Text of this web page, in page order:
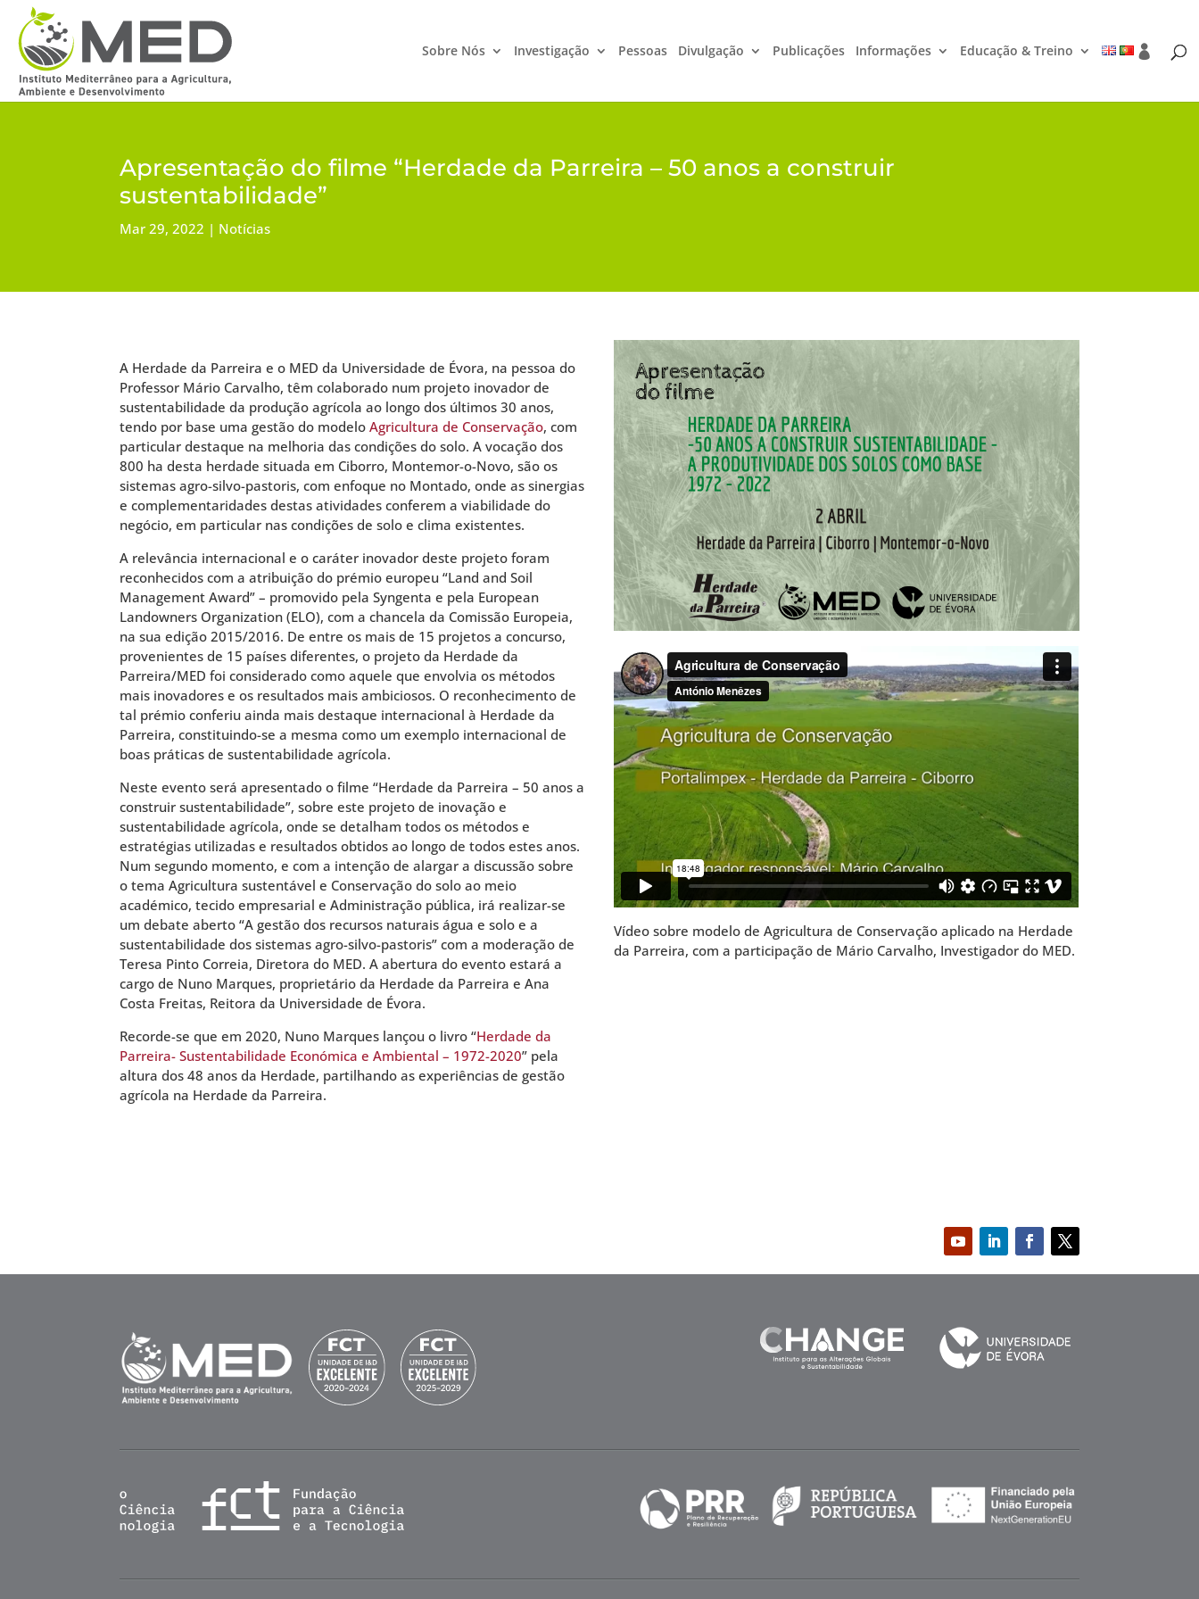
Sobre Nós Investigação Pessoas Divulgação Publicações Informações Educação & Treino
Apresentação do filme “Herdade da Parreira – 50 anos a construir
sustentabilidade”
Mar 29, 2022 Notícias
A Herdade da Parreira e o MED da Universidade de Évora, na pessoa do
Professor Mário Carvalho, têm colaborado num projeto inovador de
sustentabilidade da produção agrícola ao longo dos últimos 30 anos,
tendo por base uma gestão do modeloAgricultura de Conservação, com
particular destaque na melhoria das condições do solo. A vocação dos
800 ha desta herdade situada em Ciborro, Montemor-o-Novo, são os
sistemas agro-silvo-pastoris, com enfoque no Montado, onde as sinergias
e complementaridades destas atividades conferem a viabilidade do
negócio, em particular nas condições de solo e clima existentes.
A relevância internacional e o caráter inovador deste projeto foram
reconhecidos com a atribuição do prémio europeu “Land and Soil
Management Award” – promovido pela Syngenta e pela European
Landowners Organization (ELO), com a chancela da Comissão Europeia,
na sua edição 2015/2016. De entre os mais de 15 projetos a concurso,
provenientes de 15 países diferentes, o projeto da Herdade da
Parreira/MED foi considerado como aquele que envolvia os métodos
mais inovadores e os resultados mais ambiciosos. O reconhecimento de
tal prémio conferiu ainda mais destaque internacional à Herdade da
Parreira, constituindo-se a mesma como um exemplo internacional de
boas práticas de sustentabilidade agrícola.
Neste evento será apresentado o filme “Herdade da Parreira – 50 anos a
construir sustentabilidade”, sobre este projeto de inovação e
sustentabilidade agrícola, onde se detalham todos os métodos e
estratégias utilizadas e resultados obtidos ao longo de todos estes anos.
Num segundo momento, e com a intenção de alargar a discussão sobre
o tema Agricultura sustentável e Conservação do solo ao meio
académico, tecido empresarial e Administração pública, irá realizar-se
um debate aberto “A gestão dos recursos naturais água e solo e a
sustentabilidade dos sistemas agro-silvo-pastoris” com a moderação de
Teresa Pinto Correia, Diretora do MED. A abertura do evento estará a
cargo de Nuno Marques, proprietário da Herdade da Parreira e Ana
Costa Freitas, Reitora da Universidade de Évora.
Recorde-se que em 2020, Nuno Marques lançou o livro “Herdade da
Parreira- Sustentabilidade Económica e Ambiental – 1972-2020” pela
altura dos 48 anos da Herdade, partilhando as experiências de gestão
agrícola na Herdade da Parreira.
Vídeo sobre modelo de Agricultura de Conservação aplicado na Herdade
da Parreira, com a participação de Mário Carvalho, Investigador do MED.